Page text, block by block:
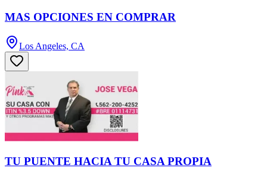
MAS OPCIONES EN COMPRAR
Los Angeles, CA
TU PUENTE HACIA TU CASA PROPIA